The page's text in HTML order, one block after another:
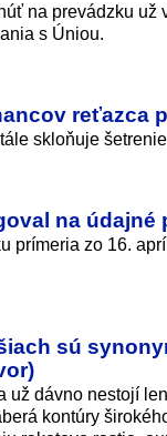
na prevádzku už
s Úniou.
reťazca
skloňuje
na údajné
prímeria zo 16.
sú
dávno nestojí
kontúry